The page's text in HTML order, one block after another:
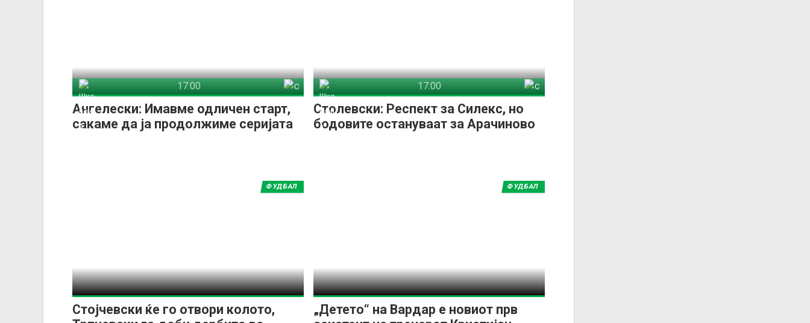
Ангелески: Имавме одличен старт,
сакаме да ја продолжиме серијата
17:00
Столевски: Респект за Силекс, но
бодовите остануваат за Арачиново
17:00
Стојчевски ќе го отвори колото,
ФУДБАЛ
„Детето“ на Вардар е новиот прв
ФУДБАЛ